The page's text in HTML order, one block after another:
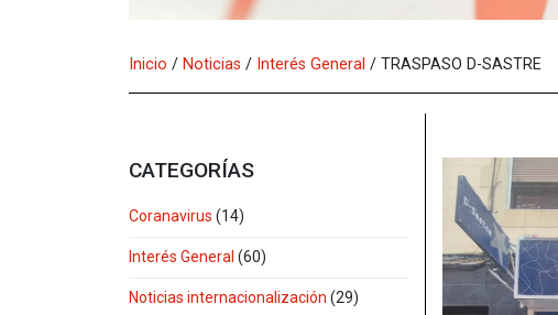
Inicio / Noticias / Interés General / TRASPASO D-SASTRE
CATEGORÍAS
Coranavirus (14)
Interés General (60)
Noticias internacionalización (29)